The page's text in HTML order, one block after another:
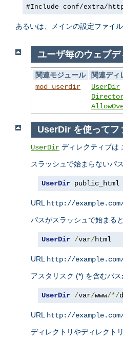
#Include conf/extra/
あるいは、メインの設定ファイ
ユーザ毎のウェブデ
関連モジュール
関連ディ
mod_userdir
UserDir
UserDir を使ってフ
UserDir ディレクティブは
スラッシュで始まらないパ
UserDir public_html
URL http://
パスがスラッシュで始まる
UserDir /var/html
URL http://
アスタリスク (*) を含むパ
UserDir /var/www/*/
URL http://
ディレクトリやディレクト